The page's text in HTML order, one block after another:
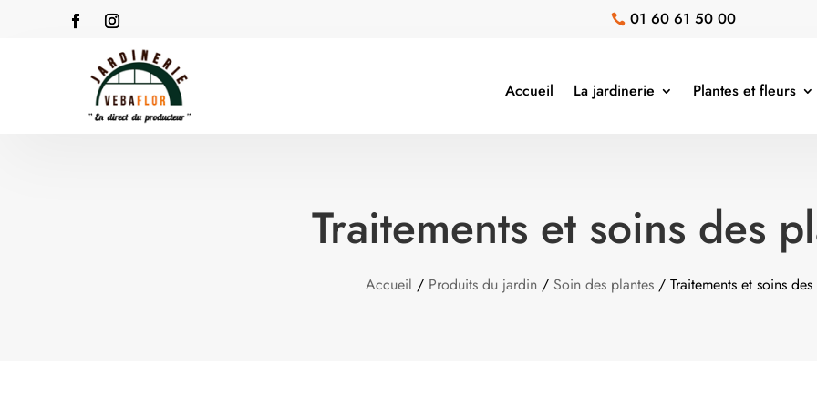
 01 60 61 50 00
Accueil La jardinerie Plantes et fleurs
Traitements et soins des
Accueil / Produits du jardin / Soin des plantes / Traitements et soins